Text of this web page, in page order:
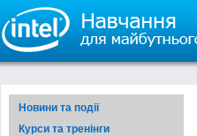
Новини та події
Курси та тренінги